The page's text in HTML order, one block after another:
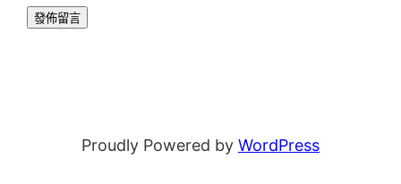
Proudly Powered by WordPress